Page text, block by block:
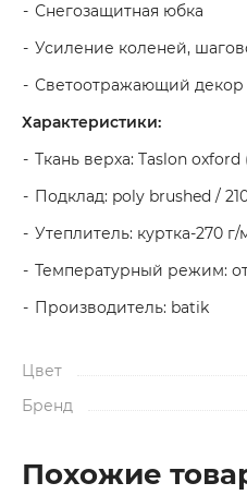
Снегозащитная юбка
Усиление коленей,
Светоотражающий декор
Характеристики:
Ткань верха: Taslon
Подклад: poly brushed /
Утеплитель: куртка-270 г/
Температурный режим:
Производитель: batik
Цвет
Бренд
Похожие